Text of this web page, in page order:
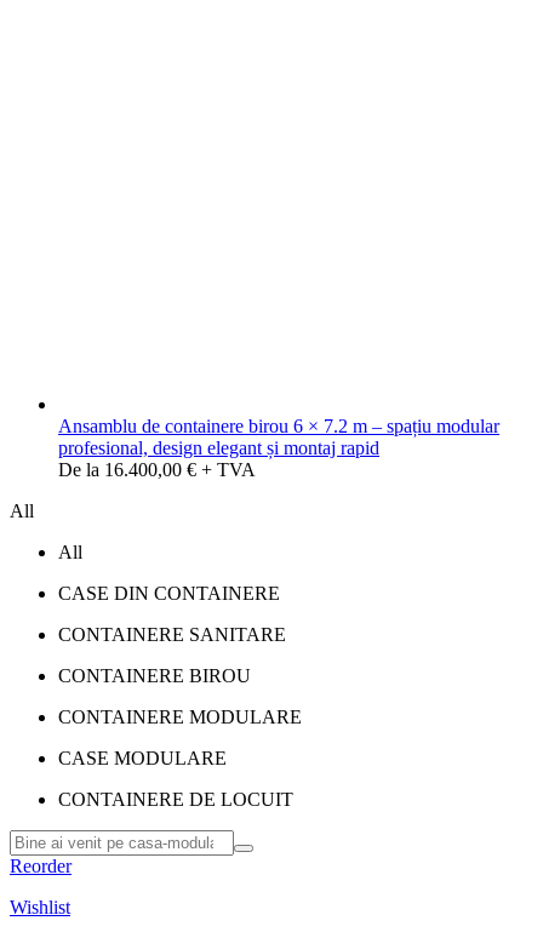
Ansamblu de containere birou 6 × 7.2 m – spațiu modular
profesional, design elegant și montaj rapid
De la 16.400,00 € + TVA
All
All
CASE DIN CONTAINERE
CONTAINERE SANITARE
CONTAINERE BIROU
CONTAINERE MODULARE
CASE MODULARE
CONTAINERE DE LOCUIT
Reorder
Wishlist